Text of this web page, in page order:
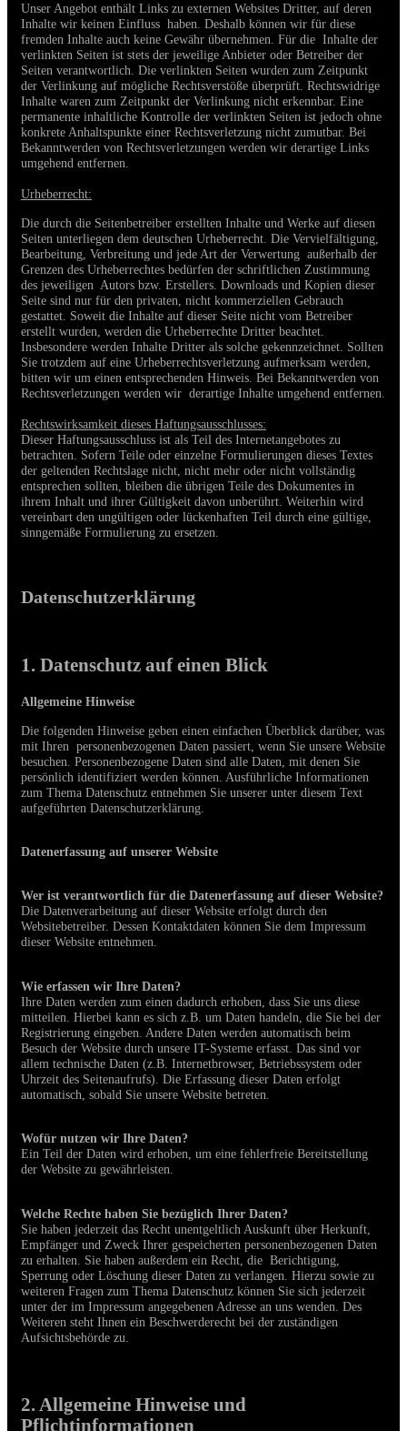
Unser Angebot enthält Links zu externen Websites Dritter, auf deren
Inhalte wir keinen Einfluss haben. Deshalb können wir für diese
fremden Inhalte auch keine Gewähr übernehmen. Für die Inhalte der
verlinkten Seiten ist stets der jeweilige Anbieter oder Betreiber der
Seiten verantwortlich. Die verlinkten Seiten wurden zum Zeitpunkt
der Verlinkung auf mögliche Rechtsverstöße überprüft. Rechtswidrige
Inhalte waren zum Zeitpunkt der Verlinkung nicht erkennbar. Eine
permanente inhaltliche Kontrolle der verlinkten Seiten ist jedoch ohne
konkrete Anhaltspunkte einer Rechtsverletzung nicht zumutbar. Bei
Bekanntwerden von Rechtsverletzungen werden wir derartige Links
umgehend entfernen.
Urheberrecht:
Die durch die Seitenbetreiber erstellten Inhalte und Werke auf diesen
Seiten unterliegen dem deutschen Urheberrecht. Die Vervielfältigung,
Bearbeitung, Verbreitung und jede Art der Verwertung außerhalb der
Grenzen des Urheberrechtes bedürfen der schriftlichen Zustimmung
des jeweiligen Autors bzw. Erstellers. Downloads und Kopien dieser
Seite sind nur für den privaten, nicht kommerziellen Gebrauch
gestattet. Soweit die Inhalte auf dieser Seite nicht vom Betreiber
erstellt wurden, werden die Urheberrechte Dritter beachtet.
Insbesondere werden Inhalte Dritter als solche gekennzeichnet. Sollten
Sie trotzdem auf eine Urheberrechtsverletzung aufmerksam werden,
bitten wir um einen entsprechenden Hinweis. Bei Bekanntwerden von
Rechtsverletzungen werden wir derartige Inhalte umgehend entfernen.
Rechtswirksamkeit dieses Haftungsausschlusses:
Dieser Haftungsausschluss ist als Teil des Internetangebotes zu
betrachten. Sofern Teile oder einzelne Formulierungen dieses Textes
der geltenden Rechtslage nicht, nicht mehr oder nicht vollständig
entsprechen sollten, bleiben die übrigen Teile des Dokumentes in
ihrem Inhalt und ihrer Gültigkeit davon unberührt. Weiterhin wird
vereinbart den ungültigen oder lückenhaften Teil durch eine gültige,
sinngemäße Formulierung zu ersetzen.
Datenschutzerklärung
1. Datenschutz auf einen Blick
Allgemeine Hinweise
Die folgenden Hinweise geben einen einfachen Überblick darüber, was
mit Ihren personenbezogenen Daten passiert, wenn Sie unsere Website
besuchen. Personenbezogene Daten sind alle Daten, mit denen Sie
persönlich identifiziert werden können. Ausführliche Informationen
zum Thema Datenschutz entnehmen Sie unserer unter diesem Text
aufgeführten Datenschutzerklärung.
Datenerfassung auf unserer Website
Wer ist verantwortlich für die Datenerfassung auf dieser Website?
Die Datenverarbeitung auf dieser Website erfolgt durch den
Websitebetreiber. Dessen Kontaktdaten können Sie dem Impressum
dieser Website entnehmen.
Wie erfassen wir Ihre Daten?
Ihre Daten werden zum einen dadurch erhoben, dass Sie uns diese
mitteilen. Hierbei kann es sich z.B. um Daten handeln, die Sie bei der
Registrierung eingeben. Andere Daten werden automatisch beim
Besuch der Website durch unsere IT-Systeme erfasst. Das sind vor
allem technische Daten (z.B. Internetbrowser, Betriebssystem oder
Uhrzeit des Seitenaufrufs). Die Erfassung dieser Daten erfolgt
automatisch, sobald Sie unsere Website betreten.
Wofür nutzen wir Ihre Daten?
Ein Teil der Daten wird erhoben, um eine fehlerfreie Bereitstellung
der Website zu gewährleisten.
Welche Rechte haben Sie bezüglich Ihrer Daten?
Sie haben jederzeit das Recht unentgeltlich Auskunft über Herkunft,
Empfänger und Zweck Ihrer gespeicherten personenbezogenen Daten
zu erhalten. Sie haben außerdem ein Recht, die Berichtigung,
Sperrung oder Löschung dieser Daten zu verlangen. Hierzu sowie zu
weiteren Fragen zum Thema Datenschutz können Sie sich jederzeit
unter der im Impressum angegebenen Adresse an uns wenden. Des
Weiteren steht Ihnen ein Beschwerderecht bei der zuständigen
Aufsichtsbehörde zu.
2. Allgemeine Hinweise und
Pflichtinformationen